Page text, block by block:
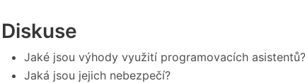
Diskuse
Jaké jsou výhody využití programovacích asistentů?
Jaká jsou jejich nebezpečí?